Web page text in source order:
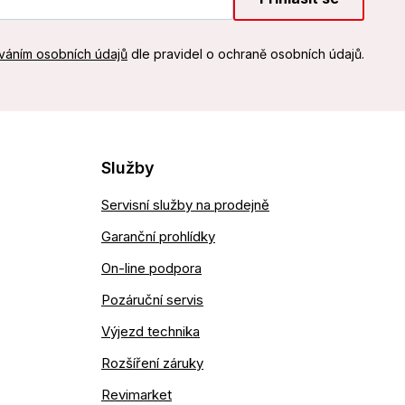
osobních údajůdle pravidel o ochraně osobních údajů.
Služby
Servisní služby na prodejně
Garanční prohlídky
On-line podpora
Pozáruční servis
Výjezd technika
Rozšíření záruky
Revimarket